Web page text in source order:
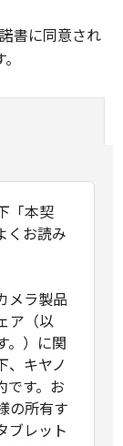
書に同意され
「本契
くお読み
メラ製品
ア（以
。）に関
、キヤノ
です。お
の所有す
ブレット